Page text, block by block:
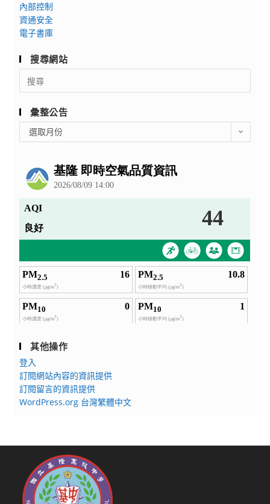
內部控制
資通安全
電子書庫
搜尋網站
Search
for:
彙整公告
整
選取月份
其他操作
登入
訂閱網站內容的資訊提供
訂閱留言的資訊提供
WordPress.org 台灣繁體中文